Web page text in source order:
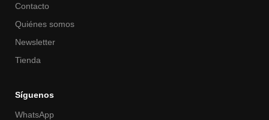
Contacto
Quiénes somos
Newsletter
Tienda
Síguenos
WhatsApp